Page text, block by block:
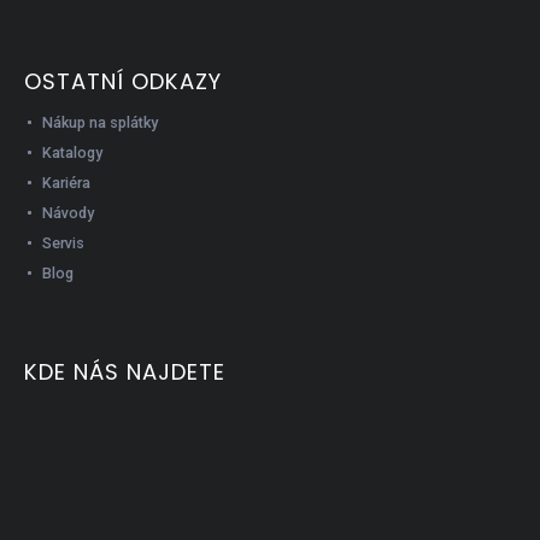
OSTATNÍ ODKAZY
Nákup na splátky
Katalogy
Kariéra
Návody
Servis
Blog
KDE NÁS NAJDETE